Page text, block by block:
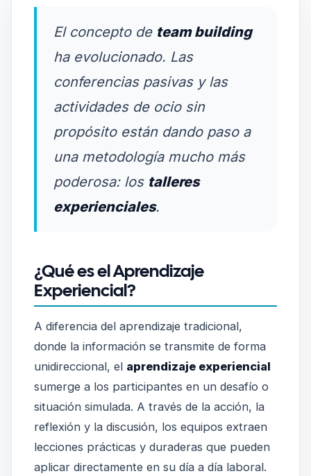
El concepto de team building
ha evolucionado. Las
conferencias pasivas y las
actividades de ocio sin
propósito están dando paso a
una metodología mucho más
poderosa: los talleres
experienciales.
¿Qué es el Aprendizaje
Experiencial?
A diferencia del aprendizaje tradicional,
donde la información se transmite de forma
unidireccional, el aprendizaje experiencial
sumerge a los participantes en un desafío o
situación simulada. A través de la acción, la
reflexión y la discusión, los equipos extraen
lecciones prácticas y duraderas que pueden
aplicar directamente en su día a día laboral.